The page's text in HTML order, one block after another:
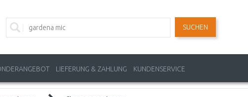
SUCHEN
LIEFERUNG & ZAHLUNG KUNDENSERVICE